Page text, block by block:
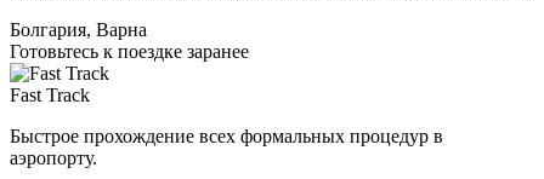
Болгария, Варна
Готовьтесь к поездке заранее
Fast Track
Быстрое прохождение всех формальных процедур в
аэропорту.